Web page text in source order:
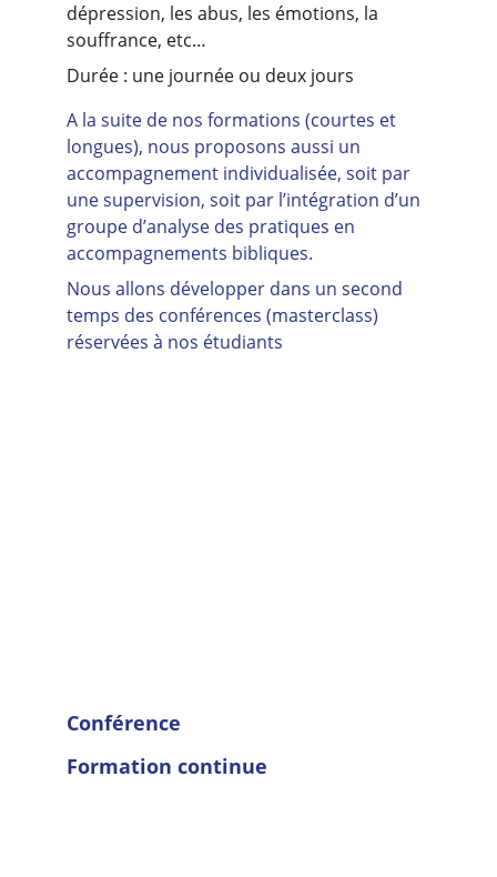
dépression, les abus, les émotions, la
souffrance, etc…
Durée : une journée ou deux jours
Conférence
Formation continue
A la suite de nos formations (courtes et
longues), nous proposons aussi un
accompagnement individualisée, soit par
une supervision, soit par l’intégration d’un
groupe d’analyse des pratiques en
accompagnements bibliques.
Nous allons développer dans un second
temps des conférences (masterclass)
réservées à nos étudiants